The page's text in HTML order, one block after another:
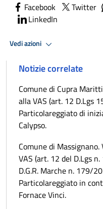
Facebook Twitter
LinkedIn
Vedi azioni
Notizie correlate
Comune di Cupra
alla VAS (art. 12 D.Lgs
Particolareggiato di
Calypso.
Comune di
VAS (art. 12 del D.Lgs
D.G.R. Marche n. 179/
Particolareggiato in
Fornace Vinci.